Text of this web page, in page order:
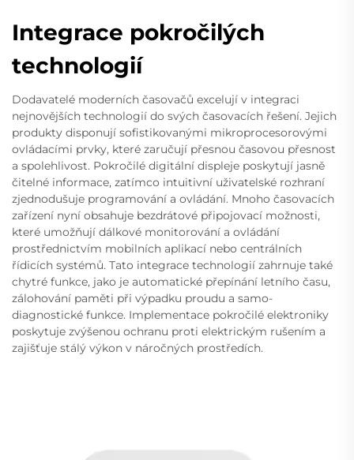
Integrace pokročilých
technologií
Dodavatelé moderních časovačů excelují v integraci
nejnovějších technologií do svých časovacích řešení. Jejich
produkty disponují sofistikovanými mikroprocesorovými
ovládacími prvky, které zaručují přesnou časovou přesnost
a spolehlivost. Pokročilé digitální displeje poskytují jasně
čitelné informace, zatímco intuitivní uživatelské rozhraní
zjednodušuje programování a ovládání. Mnoho časovacích
zařízení nyní obsahuje bezdrátové připojovací možnosti,
které umožňují dálkové monitorování a ovládání
prostřednictvím mobilních aplikací nebo centrálních
řídicích systémů. Tato integrace technologií zahrnuje také
chytré funkce, jako je automatické přepínání letního času,
zálohování paměti při výpadku proudu a samo-
diagnostické funkce. Implementace pokročilé elektroniky
poskytuje zvýšenou ochranu proti elektrickým rušením a
zajišťuje stálý výkon v náročných prostředích.